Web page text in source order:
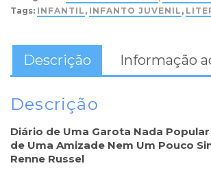
Tags: INFANTIL , INFANTO JUVENIL ,
Descrição Informação
Descrição
Diário de Uma Garota Nada
de Uma Amizade Nem Um Pouco
Renne Russel